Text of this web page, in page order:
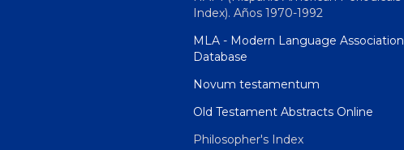
Index). Años 1970-1992
MLA - Modern Language Association
Database
Novum testamentum
Old Testament Abstracts Online
Philosopher's Index